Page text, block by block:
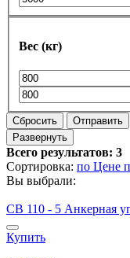
Вес (кг)
Сбросить
Отправить
Развернуть
Всего результатов: 3
Сортировка: по Цене
Вы выбрали:
СВ 110 - 5 Анкерная
Купить